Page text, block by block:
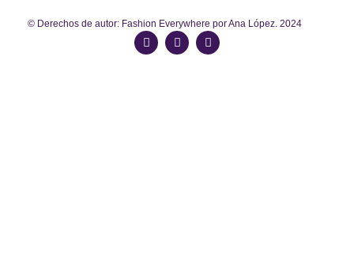
© Derechos de autor: Fashion Everywhere por Ana López. 2024